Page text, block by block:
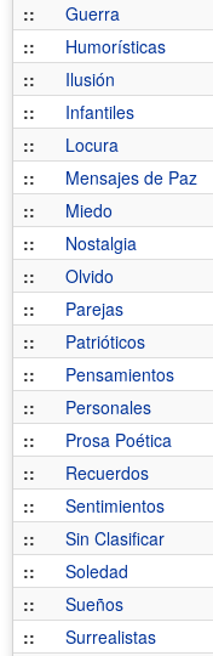
::
Guerra
::
Humorísticas
::
Ilusión
::
Infantiles
::
Locura
::
Mensajes de Paz
::
Miedo
::
Nostalgia
::
Olvido
::
Parejas
::
Patrióticos
::
Pensamientos
::
Personales
::
Prosa Poética
::
Recuerdos
::
Sentimientos
::
Sin Clasificar
::
Soledad
::
Sueños
::
Surrealistas